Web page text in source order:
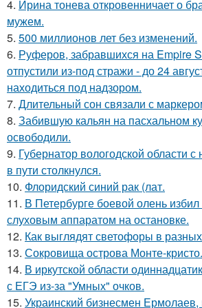
4. Ирина тонева откровенничает о
мужем.
5. 500 миллионов лет без изменений.
6. Руферов, забравшихся на Empire
отпустили из-под стражи - до 24
находиться под надзором.
7. Длительный сон связали с
8. Забившую кальян на пасхальном
освободили.
9. Губернатор вологодской области с
в пути столкнулся.
10. Флоридский синий рак (лат.
11. В Петербурге боевой олень
слуховым аппаратом на остановке.
12. Как выглядят светофоры в
13. Сокровища острова Монте-кристо.
14. В иркутской области
с ЕГЭ из-за "Умных" очков.
15. Украинский бизнесмен Ермолаев,